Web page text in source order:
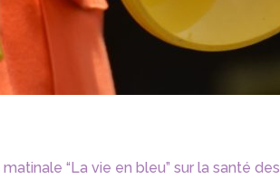
“La vie en bleu” sur la santé